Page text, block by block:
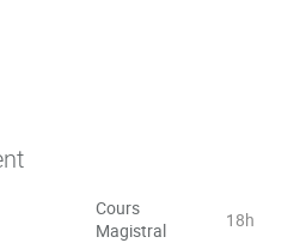
Cours
Magistral
18h